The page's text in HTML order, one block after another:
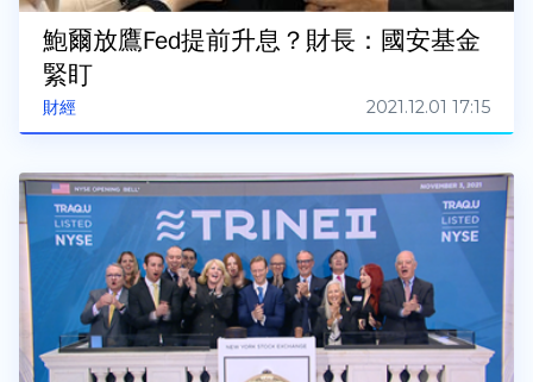
財經
鮑爾放鷹Fed提前升息？財長：國安基金
緊盯
2021.12.01 17:15